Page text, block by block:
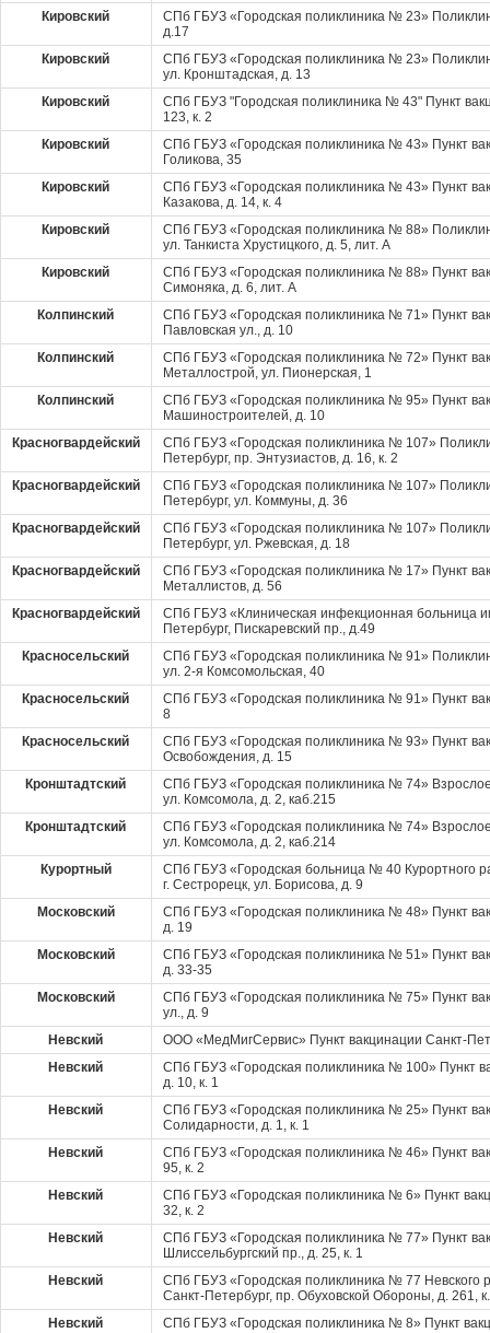
Кировский
СПб ГБУЗ «Городская поликлиника № 23»
д.17
Кировский
СПб ГБУЗ «Городская поликлиника № 23»
ул. Кронштадская, д. 13
Кировский
СПб ГБУЗ "Городская поликлиника № 43" Пункт
123, к. 2
Кировский
СПб ГБУЗ «Городская поликлиника № 43» Пункт
Голикова, 35
Кировский
СПб ГБУЗ «Городская поликлиника № 43» Пункт
Казакова, д. 14, к. 4
Кировский
СПб ГБУЗ «Городская поликлиника № 88»
ул. Танкиста Хрустицкого, д. 5, лит. А
Кировский
СПб ГБУЗ «Городская поликлиника № 88» Пункт
Симоняка, д. 6, лит. А
Колпинский
СПб ГБУЗ «Городская поликлиника № 71» Пункт
Павловская ул., д. 10
Колпинский
СПб ГБУЗ «Городская поликлиника № 72» Пункт
Металлострой, ул. Пионерская, 1
Колпинский
СПб ГБУЗ «Городская поликлиника № 95» Пункт
Машиностроителей, д. 10
Красногвардейский
СПб ГБУЗ «Городская поликлиника № 107»
Петербург, пр. Энтузиастов, д. 16, к. 2
Красногвардейский
СПб ГБУЗ «Городская поликлиника № 107»
Петербург, ул. Коммуны, д. 36
Красногвардейский
СПб ГБУЗ «Городская поликлиника № 107»
Петербург, ул. Ржевская, д. 18
Красногвардейский
СПб ГБУЗ «Городская поликлиника № 17» Пункт
Металлистов, д. 56
Красногвардейский
СПб ГБУЗ «Клиническая инфекционная больница
Петербург, Пискаревский пр., д.49
Красносельский
СПб ГБУЗ «Городская поликлиника № 91»
ул. 2-я Комсомольская, 40
Красносельский
СПб ГБУЗ «Городская поликлиника № 91» Пункт
8
Красносельский
СПб ГБУЗ «Городская поликлиника № 93» Пункт
Освобождения, д. 15
Кронштадтский
СПб ГБУЗ «Городская поликлиника № 74»
ул. Комсомола, д. 2, каб.215
Кронштадтский
СПб ГБУЗ «Городская поликлиника № 74»
ул. Комсомола, д. 2, каб.214
Курортный
СПб ГБУЗ «Городская больница № 40 Курортного
г. Сестрорецк, ул. Борисова, д. 9
Московский
СПб ГБУЗ «Городская поликлиника № 48» Пункт
д. 19
Московский
СПб ГБУЗ «Городская поликлиника № 51» Пункт
д. 33-35
Московский
СПб ГБУЗ «Городская поликлиника № 75» Пункт
ул., д. 9
Невский
ООО «МедМигСервис» Пункт вакцинации Санкт-
Невский
СПб ГБУЗ «Городская поликлиника № 100» Пункт
д. 10, к. 1
Невский
СПб ГБУЗ «Городская поликлиника № 25» Пункт
Солидарности, д. 1, к. 1
Невский
СПб ГБУЗ «Городская поликлиника № 46» Пункт
95, к. 2
Невский
СПб ГБУЗ «Городская поликлиника № 6» Пункт
32, к. 2
Невский
СПб ГБУЗ «Городская поликлиника № 77» Пункт
Шлиссельбургский пр., д. 25, к. 1
Невский
СПб ГБУЗ «Городская поликлиника № 77 Невского
Санкт-Петербург, пр. Обуховской Обороны, д. 261,
Невский
СПб ГБУЗ «Городская поликлиника № 8» Пункт